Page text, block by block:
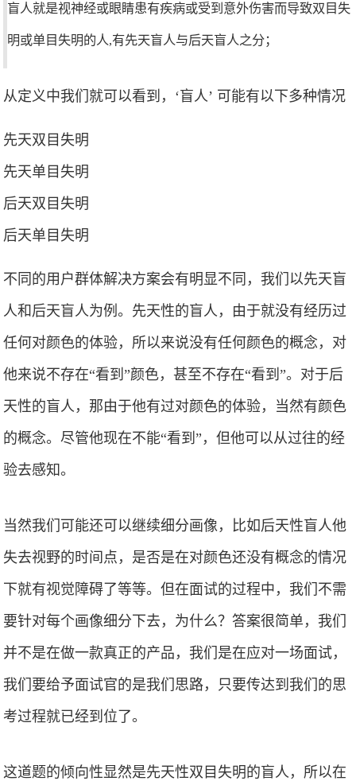
盲人就是视神经或眼睛患有疾病或受到意外伤害而导致双目失
明或单目失明的人,有先天盲人与后天盲人之分；
从定义中我们就可以看到，‘盲人’ 可能有以下多种情况
先天双目失明
先天单目失明
后天双目失明
后天单目失明
不同的用户群体解决方案会有明显不同，我们以先天盲
人和后天盲人为例。先天性的盲人，由于就没有经历过
任何对颜色的体验，所以来说没有任何颜色的概念，对
他来说不存在“看到”颜色，甚至不存在“看到”。对于后
天性的盲人，那由于他有过对颜色的体验，当然有颜色
的概念。尽管他现在不能“看到”，但他可以从过往的经
验去感知。
当然我们可能还可以继续细分画像，比如后天性盲人他
失去视野的时间点，是否是在对颜色还没有概念的情况
下就有视觉障碍了等等。但在面试的过程中，我们不需
要针对每个画像细分下去，为什么？答案很简单，我们
并不是在做一款真正的产品，我们是在应对一场面试，
我们要给予面试官的是我们思路，只要传达到我们的思
考过程就已经到位了。
这道题的倾向性显然是先天性双目失明的盲人，所以在